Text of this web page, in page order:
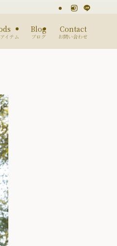
イテム
Blog
ブログ
Contact
お問い合わせ